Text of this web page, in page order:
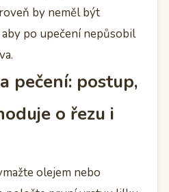
by neměl být
po upečení nepůsobil
pečení: postup,
o řezu i
olejem nebo